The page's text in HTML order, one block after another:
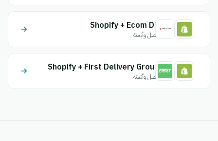
Shopify + Ecom DZ
اتصل وأتمتة
Shopify + First Delivery Group
اتصل وأتمتة